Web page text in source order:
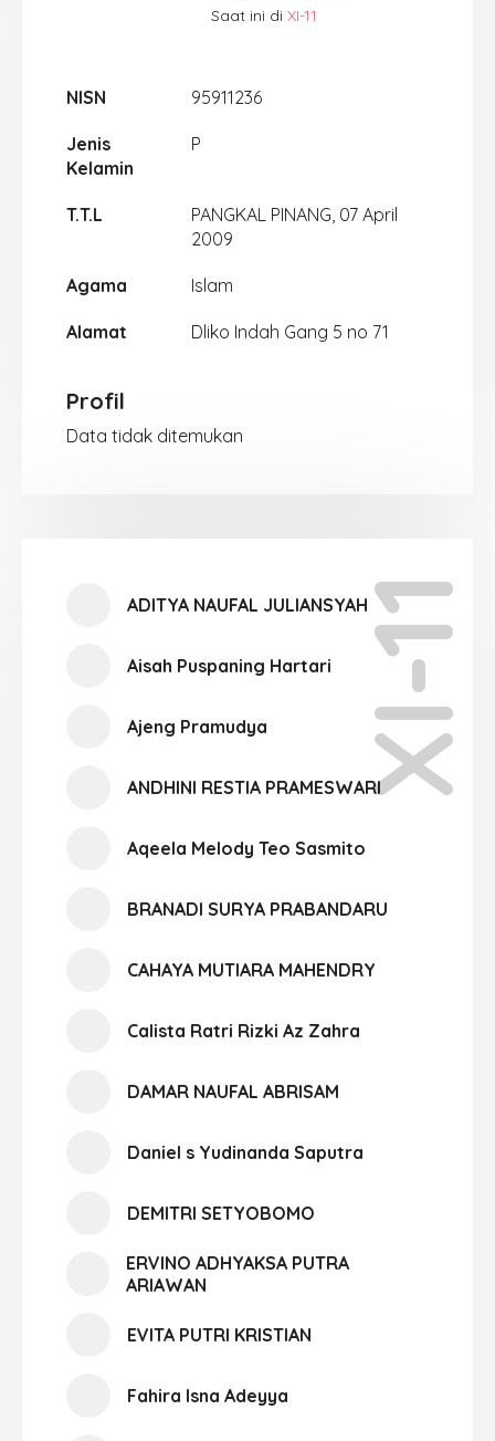
Saat ini di XI-11
NISN 95911236
Jenis
Kelamin
P
T.T.L
PANGKAL PINANG, 07 April
2009
Agama Islam
Alamat Dliko Indah Gang 5 no 71
Profil
Data tidak ditemukan
XI-11
ADITYA NAUFAL JULIANSYAH
Aisah Puspaning Hartari
Ajeng Pramudya
ANDHINI RESTIA PRAMESWARI
Aqeela Melody Teo Sasmito
BRANADI SURYA PRABANDARU
CAHAYA MUTIARA MAHENDRY
Calista Ratri Rizki Az Zahra
DAMAR NAUFAL ABRISAM
Daniel s Yudinanda Saputra
DEMITRI SETYOBOMO
ERVINO ADHYAKSA PUTRA
ARIAWAN
EVITA PUTRI KRISTIAN
Fahira Isna Adeyya